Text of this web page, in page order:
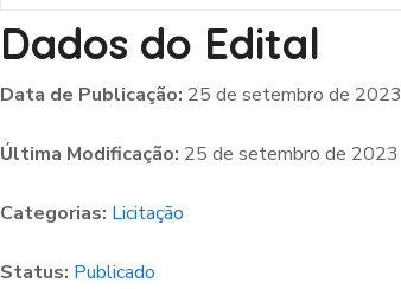
Dados do Edital
Data de Publicação: 25 de setembro de 2023
Última Modificação: 25 de setembro de 2023
Categorias: Licitação
Status: Publicado